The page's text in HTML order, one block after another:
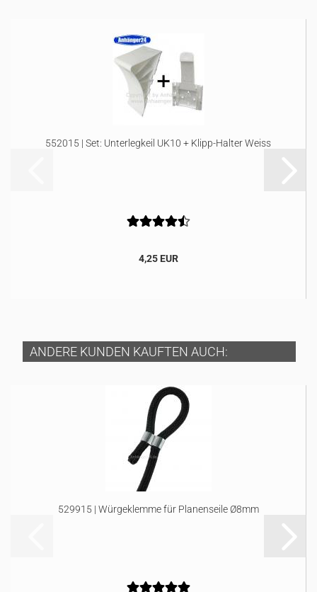
552015 | Set: Unterlegkeil UK10 + Klipp-Halter Weiss
4,25 EUR
ANDERE KUNDEN KAUFTEN AUCH:
529915 | Würgeklemme für Planenseile Ø8mm